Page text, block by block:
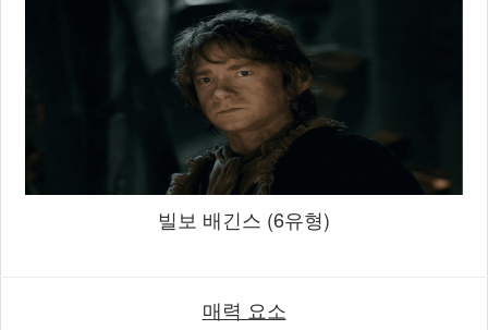
빌보 배긴스 (6유형)
매력 요소